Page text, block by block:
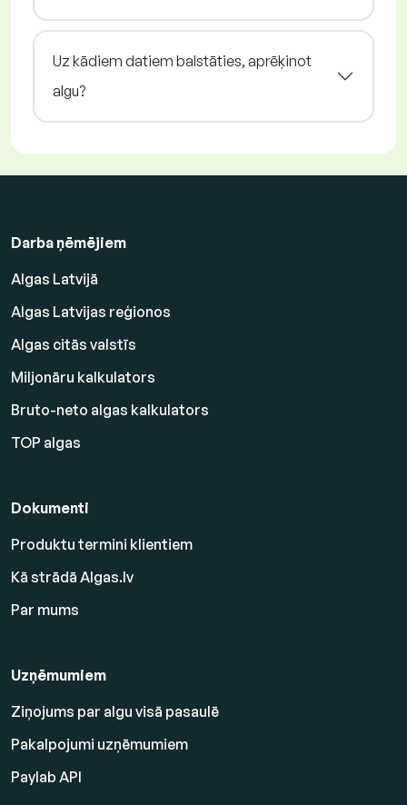
Uz kādiem datiem balstāties, aprēķinot
algu?
Darba ņēmējiem
Algas Latvijā
Algas Latvijas reģionos
Algas citās valstīs
Miljonāru kalkulators
Bruto-neto algas kalkulators
TOP algas
Dokumenti
Produktu termini klientiem
Kā strādā Algas.lv
Par mums
Uzņēmumiem
Ziņojums par algu visā pasaulē
Pakalpojumi uzņēmumiem
Paylab API